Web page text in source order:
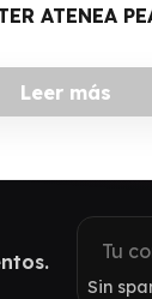
ATENEA
Leer más
Sin